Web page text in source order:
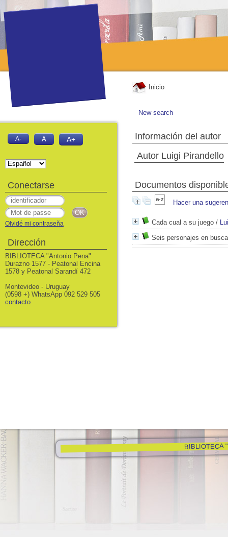
Inicio
New search
Información del autor
Autor Luigi Pirandello
Documentos
Hacer una
Cada cual a su juego /
Seis personajes en
BIBLIOTECA
A- A A+
Conectarse
Olvidé mi contraseña
Dirección
BIBLIOTECA "Antonio Pena"
Durazno 1577 - Peatonal Encina
1578 y Peatonal Sarandí 472
Montevideo - Uruguay
(0598 +) WhatsApp 092 529 505
contacto